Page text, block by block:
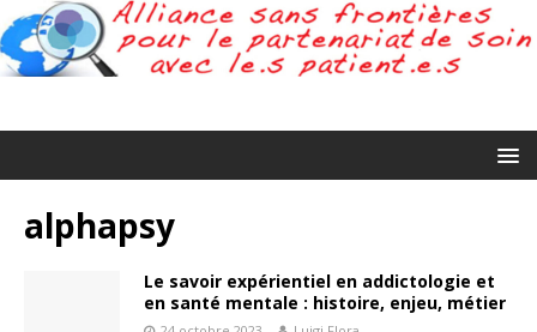
alphapsy
Le savoir expérientiel en addictologie et
en santé mentale : histoire, enjeu, métier